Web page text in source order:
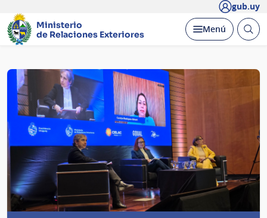
gub.uy
Ministerio
de Relaciones Exteriores
Desplegar
Menú Abrir
Página
principal